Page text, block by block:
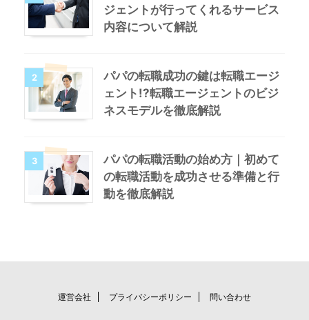
ジェントが行ってくれるサービス
内容について解説
2
パパの転職成功の鍵は転職エージ
ェント!?転職エージェントのビジ
ネスモデルを徹底解説
3
パパの転職活動の始め方｜初めて
の転職活動を成功させる準備と行
動を徹底解説
運営会社 プライバシーポリシー 問い合わせ